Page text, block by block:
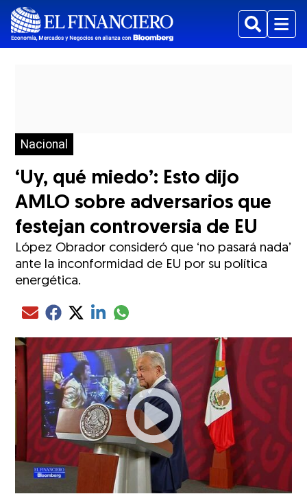
BuscarMenu
Nacional
‘Uy, qué miedo’: Esto dijo
AMLO sobre adversarios que
festejan controversia de EU
López Obrador consideró que ‘no pasará nada’
ante la inconformidad de EU por su política
energética.
Compartir el artículo actual mediante Email
Compartir el artículo actual mediante Facebook
Compartir el artículo actual mediante Twitter
Compartir el artículo actual mediante LinkedIn
Compartir el artículo actual mediante